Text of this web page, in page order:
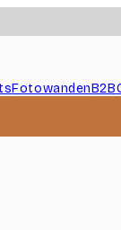
FotowandenB2B